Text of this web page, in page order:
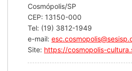
Cosmópolis/SP
CEP: 13150-000
Tel: (19) 3812-1949
e-mail:
Site: https://cosmopolis-